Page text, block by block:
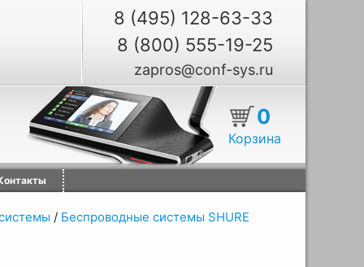
8 (495) 128-63-33
8 (800) 555-19-25
zapros@conf-sys.ru
0
Корзина
/ Беспроводные системы SHURE